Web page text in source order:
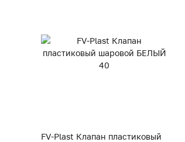
FV-Plast Клапан пластиковый